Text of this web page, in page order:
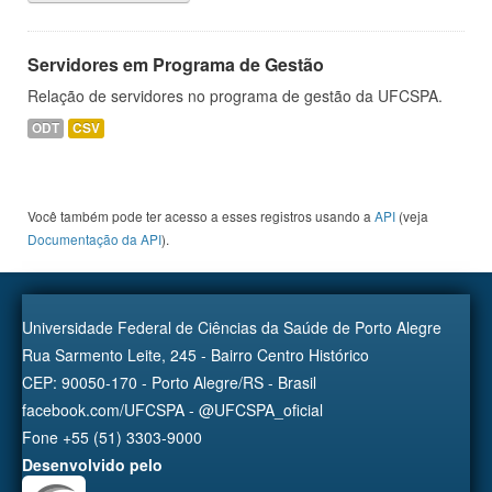
Servidores em Programa de Gestão
Relação de servidores no programa de gestão da UFCSPA.
ODT CSV
Você também pode ter acesso a esses registros usando a API (veja
Documentação da API).
Universidade Federal de Ciências da Saúde de Porto Alegre
Rua Sarmento Leite, 245 - Bairro Centro Histórico
CEP: 90050-170 - Porto Alegre/RS - Brasil
facebook.com/UFCSPA - @UFCSPA_oficial
Fone +55 (51) 3303-9000
Desenvolvido pelo